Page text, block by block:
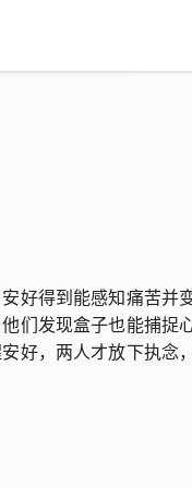
好得到能感知痛苦并
们发现盒子也能捕捉
好，两人才放下执念